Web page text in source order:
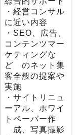
・経営コンサル
に近い内容
・SEO、広告、
コンテンツマー
ケティングな
ど のネット集
客全般の提案や
実施
・サイトリニュ
ーアル、ホワイ
トペーパー作
成、写真撮影